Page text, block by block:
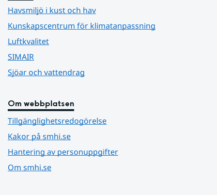
Havsmiljö i kust och hav
Kunskapscentrum för klimatanpassning
Luftkvalitet
SIMAIR
Sjöar och vattendrag
Om webbplatsen
Tillgänglighetsredogörelse
Kakor på smhi.se
Hantering av personuppgifter
Om smhi.se